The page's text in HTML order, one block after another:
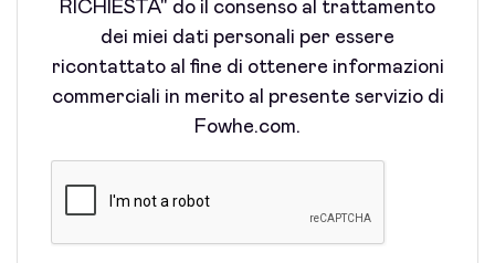
RICHIESTA" do il consenso al trattamento
dei miei dati personali per essere
ricontattato al fine di ottenere informazioni
commerciali in merito al presente servizio di
Fowhe.com.